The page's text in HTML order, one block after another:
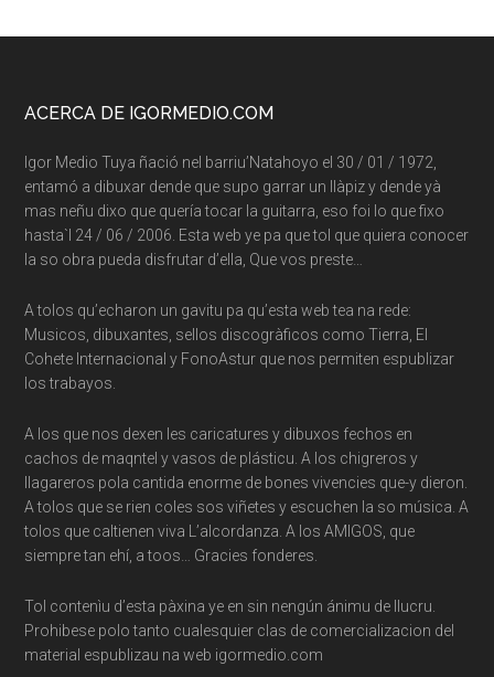
Footer
ACERCA DE IGORMEDIO.COM
Igor Medio Tuya ñació nel barriu’Natahoyo el 30 / 01 / 1972,
entamó a dibuxar dende que supo garrar un llàpiz y dende yà
mas neñu dixo que quería tocar la guitarra, eso foi lo que fixo
hasta`l 24 / 06 / 2006. Esta web ye pa que tol que quiera conocer
la so obra pueda disfrutar d’ella, Que vos preste…
A tolos qu’echaron un gavitu pa qu’esta web tea na rede:
Musicos, dibuxantes, sellos discogràficos como Tierra, El
Cohete Internacional y FonoAstur que nos permiten espublizar
los trabayos.
A los que nos dexen les caricatures y dibuxos fechos en
cachos de maqntel y vasos de plásticu. A los chigreros y
llagareros pola cantida enorme de bones vivencies que-y dieron.
A tolos que se rien coles sos viñetes y escuchen la so música. A
tolos que caltienen viva L’alcordanza. A los AMIGOS, que
siempre tan ehí, a toos… Gracies fonderes.
Tol contenìu d’esta pàxina ye en sin nengún ánimu de llucru.
Prohibese polo tanto cualesquier clas de comercializacion del
material espublizau na web igormedio.com